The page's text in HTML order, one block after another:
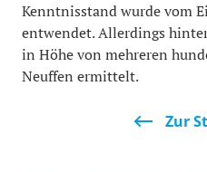
Kenntnisstand wurde vom
entwendet. Allerdings
in Höhe von mehreren
Neuffen ermittelt.
Zur